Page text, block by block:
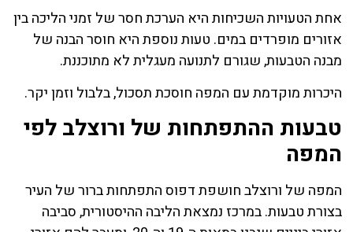
אחת הטעויות השכיחות היא הערכת חסר של זמני הליכה בין
אזורים מופרדים במים. טעות נוספת היא חוסר הבנה של
מבנה הטבעות, שגורם לתנועה מעגלית לא מתוכננת.
היכרות מוקדמת עם המפה חוסכת תסכול, בלבול וזמן יקר.
טבעות ההתפתחות של ורוצלב לפי
המפה
המפה של ורוצלב חושפת דפוס התפתחות ברור של העיר
בצורת טבעות. במרכז נמצאת הליבה ההיסטורית, סביבה